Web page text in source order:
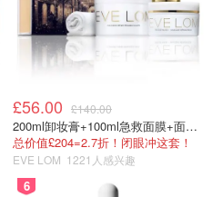
£56.00 £140.00
200ml卸妆膏+100ml急救面膜+面霜+洁颜布
总价值£204=2.7折！闭眼冲这套！
EVE LOM 1221人感兴趣
6